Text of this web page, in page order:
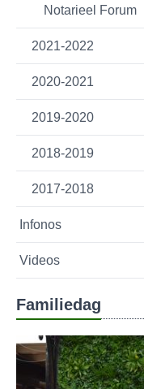
Notarieel Forum
2021-2022
2020-2021
2019-2020
2018-2019
2017-2018
Infonos
Videos
Familiedag